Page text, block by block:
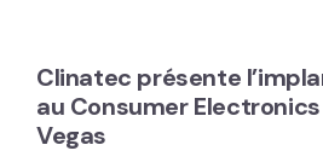
Clinatec présente
au Consumer
Vegas